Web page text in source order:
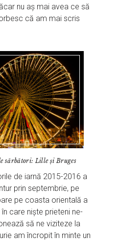
nu aș mai avea ce să
că am mai scris
sărbători: Lille și Bruges
de iarnă 2015-2016 a
prin septembrie, pe
pe coasta orientală a
care niște prieteni ne-
să ne viziteze la
am încropit în minte un